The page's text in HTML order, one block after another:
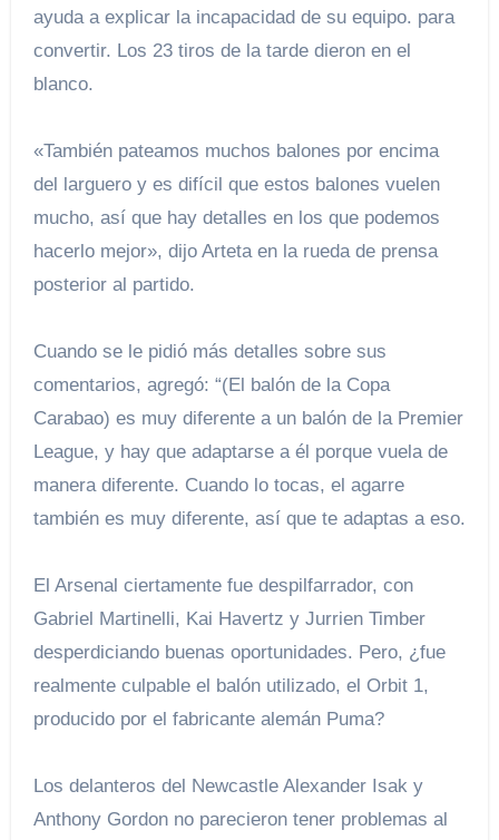
ayuda a explicar la incapacidad de su equipo. para
convertir. Los 23 tiros de la tarde dieron en el
blanco.
«También pateamos muchos balones por encima
del larguero y es difícil que estos balones vuelen
mucho, así que hay detalles en los que podemos
hacerlo mejor», dijo Arteta en la rueda de prensa
posterior al partido.
Cuando se le pidió más detalles sobre sus
comentarios, agregó: “(El balón de la Copa
Carabao) es muy diferente a un balón de la Premier
League, y hay que adaptarse a él porque vuela de
manera diferente. Cuando lo tocas, el agarre
también es muy diferente, así que te adaptas a eso.
El Arsenal ciertamente fue despilfarrador, con
Gabriel Martinelli, Kai Havertz y Jurrien Timber
desperdiciando buenas oportunidades. Pero, ¿fue
realmente culpable el balón utilizado, el Orbit 1,
producido por el fabricante alemán Puma?
Los delanteros del Newcastle Alexander Isak y
Anthony Gordon no parecieron tener problemas al